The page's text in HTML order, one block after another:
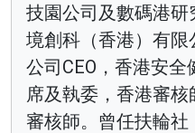
技園公司及數碼港
境創科（香港）有
公司CEO，香港安
席及執委，香港審
審核師。曾任扶輪